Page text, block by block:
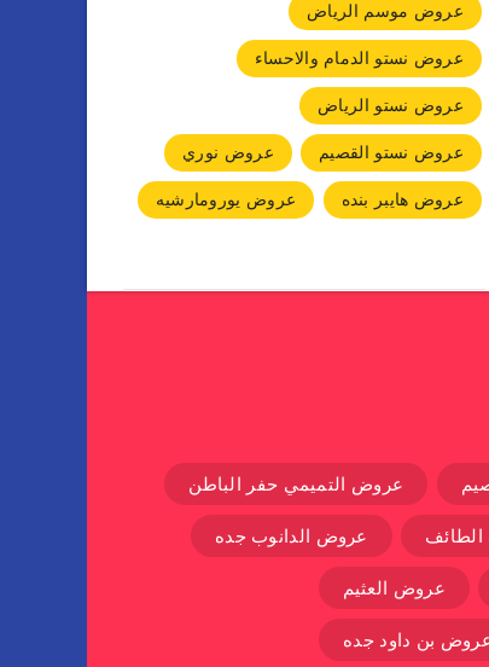
عروض موسم الرياض
عروض نستو الدمام والاحساء
عروض نستو الرياض
عروض نستو القصيم
عروض نوري
عروض هايبر بنده
عروض يورومارشيه
عروض التميمي حفر الباطن
عروض الدانوب جده
عروض العثيم
بن داود جده